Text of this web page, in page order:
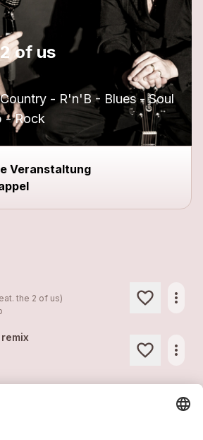
of us
- R'n'B - Blues - Soul
- Rock
Veranstaltung
the 2 of us)
more_horiz
more_horiz
more_horiz